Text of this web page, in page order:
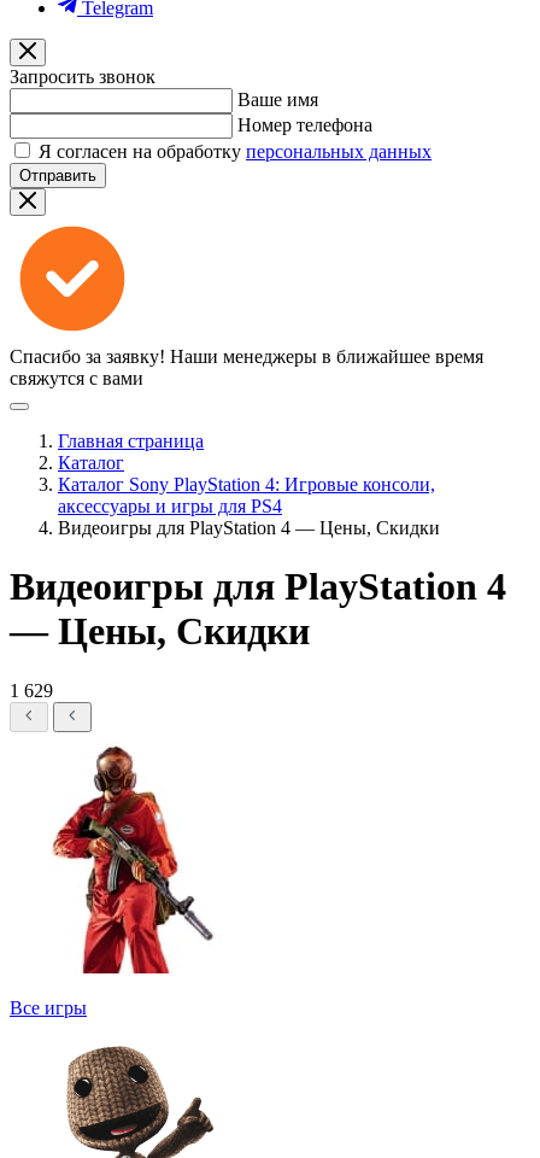
Telegram
Запросить звонок
Ваше имя
Номер телефона
Я согласен на обработку персональных данных
Отправить
Спасибо за заявку! Наши менеджеры в ближайшее время
свяжутся с вами
Главная страница
Каталог
Каталог Sony PlayStation 4: Игровые консоли,
аксессуары и игры для PS4
Видеоигры для PlayStation 4 — Цены, Скидки
Видеоигры для PlayStation 4
— Цены, Скидки
1 629
Все игры